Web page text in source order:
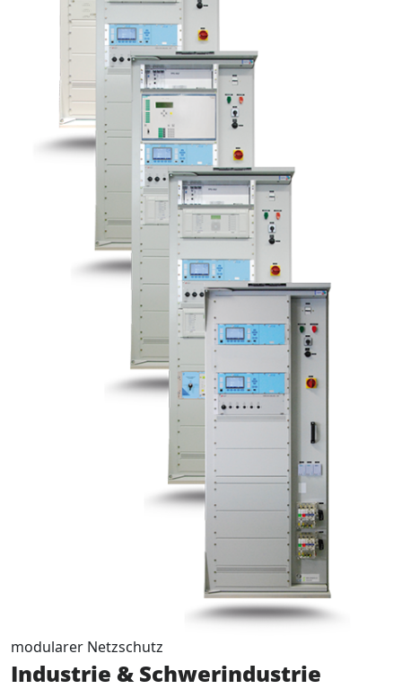
modularer Netzschutz
Industrie & Schwerindustrie